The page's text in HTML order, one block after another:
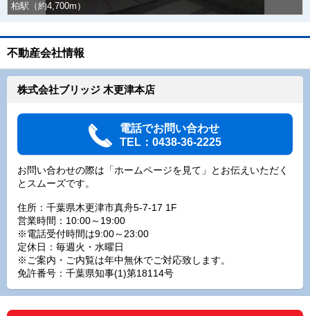
柏駅（約4,700m）
不動産会社情報
株式会社ブリッジ 木更津本店
電話でお問い合わせ
TEL：0438-36-2225
お問い合わせの際は「ホームページを見て」とお伝えいただく
とスムーズです。
住所：千葉県木更津市真舟5-7-17 1F
営業時間：10:00～19:00
※電話受付時間は9:00～23:00
定休日：毎週火・水曜日
※ご案内・ご内覧は年中無休でご対応致します。
免許番号：千葉県知事(1)第18114号